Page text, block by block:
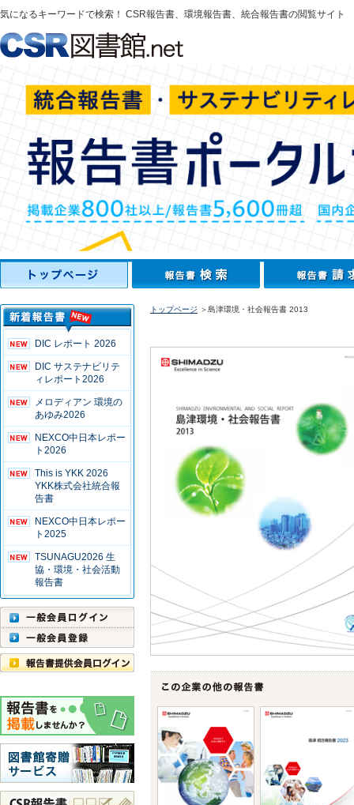
気になるキーワードで検索！ CSR報告書、環境報告書、統合報告書の閲覧サイト
DIC レポート 2026
DIC サステナビリテ
ィレポート2026
メロディアン 環境の
あゆみ2026
NEXCO中日本レポー
ト2026
This is YKK 2026
YKK株式会社統合報
告書
NEXCO中日本レポー
ト2025
TSUNAGU2026 生
協・環境・社会活動
報告書
トップページ ＞島津環境・社会報告書 2013